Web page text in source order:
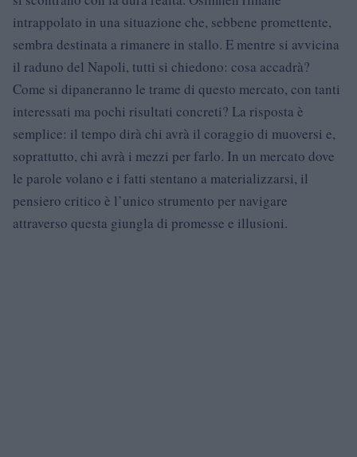
intrappolato in una situazione che, sebbene promettente,
sembra destinata a rimanere in stallo. E mentre si avvicina
il raduno del Napoli, tutti si chiedono: cosa accadrà?
Come si dipaneranno le trame di questo mercato, con tanti
interessati ma pochi risultati concreti? La risposta è
semplice: il tempo dirà chi avrà il coraggio di muoversi e,
soprattutto, chi avrà i mezzi per farlo. In un mercato dove
le parole volano e i fatti stentano a materializzarsi, il
pensiero critico è l’unico strumento per navigare
attraverso questa giungla di promesse e illusioni.